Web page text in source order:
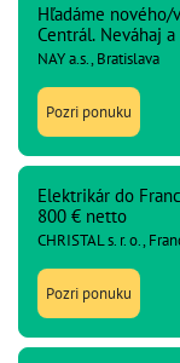
Hľadáme nového/vú Elektrošpecialistu/tku pre NAY Bratislava
Centrál. Neváhaj
NAY a.s., Bratislava
Pozri ponuku
Elektrikár do
800 € netto
CHRISTAL s. r. o.,
Pozri ponuku